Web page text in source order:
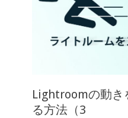
Lightroomの動き
る方法（3